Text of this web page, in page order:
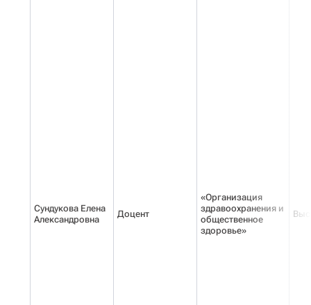
Сундукова Елена
Александровна
Доцент
«Организация
здравоохранения и
общественное
здоровье»